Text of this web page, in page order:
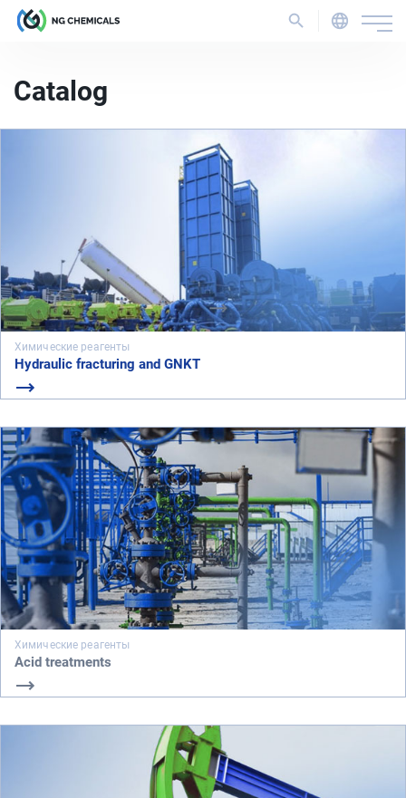
Catalog
Химические реагенты
Hydraulic fracturing and GNKT
Химические реагенты
Acid treatments